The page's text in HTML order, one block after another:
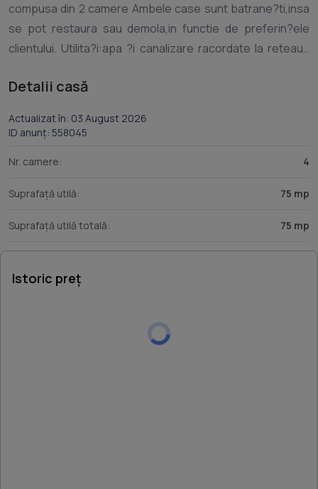
compusa din 2 camere Ambele case sunt batrane?ti,insa
se pot restaura sau demola,in functie de preferin?ele
clientului. Utilita?i:apa ?i canalizare racordate la reteaua
se afla foarte aproape de primaria
Detalii casă
Actualizat în: 03 August 2026
ID anunț: 558045
Nr. camere: 4
Suprafață utilă: 75 mp
Suprafață utilă totală: 75 mp
Istoric preț